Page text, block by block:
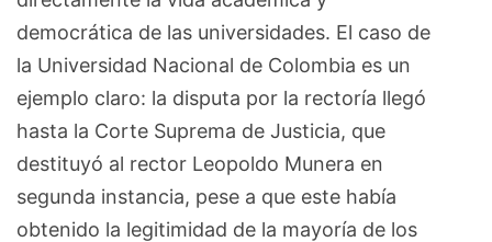
democrática de las universidades. El caso de
la Universidad Nacional de Colombia es un
ejemplo claro: la disputa por la rectoría llegó
hasta la Corte Suprema de Justicia, que
destituyó al rector Leopoldo Munera en
segunda instancia, pese a que este había
obtenido la legitimidad de la mayoría de los